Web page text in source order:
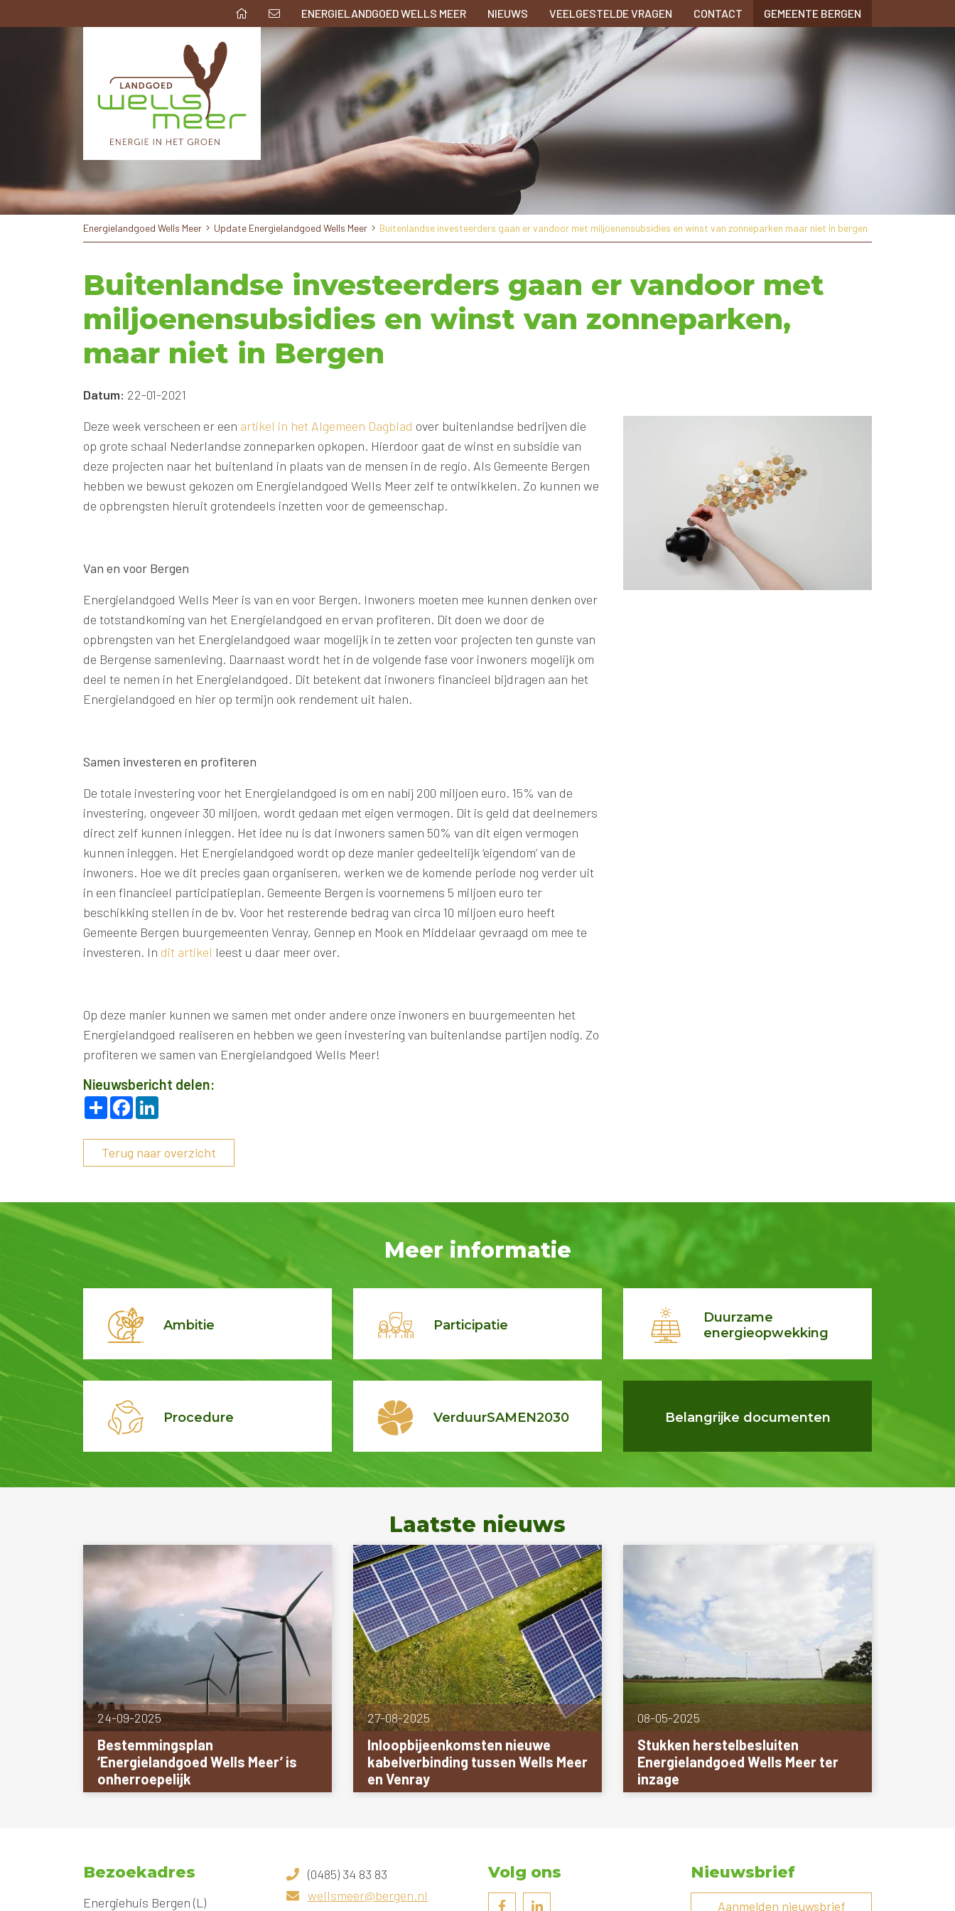
ENERGIELANDGOED WELLS MEER NIEUWS VEELGESTELDE VRAGEN CONTACT GEMEENTE BERGEN
Energielandgoed Wells Meer Update Energielandgoed Wells Meer Buitenlandse investeerders gaan er vandoor met miljoenensubsidies en winst van zonneparken maar niet in bergen
Buitenlandse investeerders gaan er vandoor met
miljoenensubsidies en winst van zonneparken,
maar niet in Bergen
Datum: 22-01-2021
Deze week verscheen er een artikel in het Algemeen Dagblad over buitenlandse bedrijven die
op grote schaal Nederlandse zonneparken opkopen. Hierdoor gaat de winst en subsidie van
deze projecten naar het buitenland in plaats van de mensen in de regio. Als Gemeente Bergen
hebben we bewust gekozen om Energielandgoed Wells Meer zelf te ontwikkelen. Zo kunnen we
de opbrengsten hieruit grotendeels inzetten voor de gemeenschap.
Van en voor Bergen
Energielandgoed Wells Meer is van en voor Bergen. Inwoners moeten mee kunnen denken over
de totstandkoming van het Energielandgoed en ervan profiteren. Dit doen we door de
opbrengsten van het Energielandgoed waar mogelijk in te zetten voor projecten ten gunste van
de Bergense samenleving. Daarnaast wordt het in de volgende fase voor inwoners mogelijk om
deel te nemen in het Energielandgoed. Dit betekent dat inwoners financieel bijdragen aan het
Energielandgoed en hier op termijn ook rendement uit halen.
Samen investeren en profiteren
De totale investering voor het Energielandgoed is om en nabij 200 miljoen euro. 15% van de
investering, ongeveer 30 miljoen, wordt gedaan met eigen vermogen. Dit is geld dat deelnemers
direct zelf kunnen inleggen. Het idee nu is dat inwoners samen 50% van dit eigen vermogen
kunnen inleggen. Het Energielandgoed wordt op deze manier gedeeltelijk ‘eigendom’ van de
inwoners. Hoe we dit precies gaan organiseren, werken we de komende periode nog verder uit
in een financieel participatieplan. Gemeente Bergen is voornemens 5 miljoen euro ter
beschikking stellen in de bv. Voor het resterende bedrag van circa 10 miljoen euro heeft
Gemeente Bergen buurgemeenten Venray, Gennep en Mook en Middelaar gevraagd om mee te
investeren. In dit artikel leest u daar meer over.
Op deze manier kunnen we samen met onder andere onze inwoners en buurgemeenten het
Energielandgoed realiseren en hebben we geen investering van buitenlandse partijen nodig. Zo
profiteren we samen van Energielandgoed Wells Meer!
Nieuwsbericht delen:
Deel Facebook
Terug naar overzicht
Meer informatie
Ambitie Participatie
Duurzame
energieopwekking
Procedure VerduurSAMEN2030 Belangrijke documenten
Laatste nieuws
24-09-2025
Bestemmingsplan
‘Energielandgoed Wells Meer’ is
onherroepelijk
27-08-2025
Inloopbijeenkomsten nieuwe
kabelverbinding tussen Wells Meer
en Venray
08-05-2025
Stukken herstelbesluiten
Energielandgoed Wells Meer ter
inzage
Bezoekadres
Energiehuis Bergen (L)
(0485) 34 83 83
wellsmeer@bergen.nl
Volg ons Nieuwsbrief
Aanmelden nieuwsbrief